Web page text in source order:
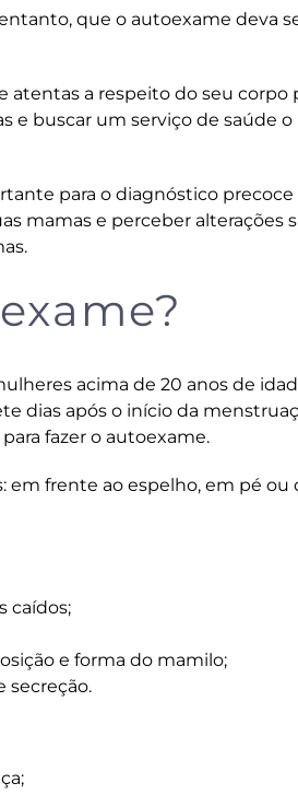
que o autoexame deva
a respeito do seu corpo
e buscar um serviço de saúde
para o diagnóstico precoce
mamas e perceber alterações
acima de 20 anos de
dias após o início da
fazer o autoexame.
frente ao espelho, em pé ou
caídos;
e forma do mamilo;
secreção.